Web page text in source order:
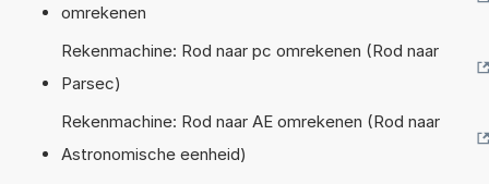
omrekenen
Rekenmachine: Rod naar pc omrekenen (Rod naar
Parsec)
Rekenmachine: Rod naar AE omrekenen (Rod naar
Astronomische eenheid)